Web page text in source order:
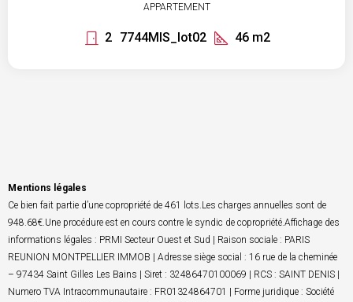
APPARTEMENT
2 7744MIS_lot02 46 m2
Mentions légales
Ce bien fait partie d’une copropriété de 461 lots.Les charges annuelles sont de
948.68€.Une procédure est en cours contre le syndic de copropriété.Affichage des
informations légales : PRMI Secteur Ouest et Sud | Raison sociale : PARIS
REUNION MONTPELLIER IMMOB | Adresse siège social : 16 rue de la cheminée
– 97434 Saint Gilles Les Bains | Siret : 32486470100069 | RCS : SAINT DENIS |
Numero TVA Intracommunautaire : FR01324864701 | Forme juridique : Société